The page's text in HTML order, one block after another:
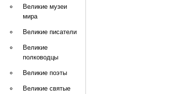
Великие музеи
мира
Великие писатели
Великие
полководцы
Великие поэты
Великие святые